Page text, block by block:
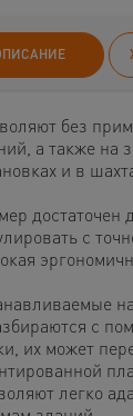
без
а также на
и в
с
с
их может
легко